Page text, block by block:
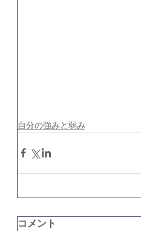
自分の強みと弱み
コメント